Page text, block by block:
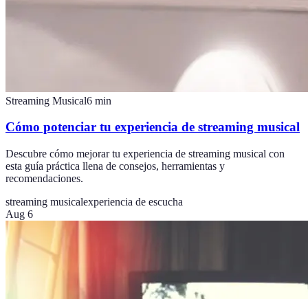
Streaming Musical6 min
Cómo potenciar tu experiencia de streaming musical
Descubre cómo mejorar tu experiencia de streaming musical con
esta guía práctica llena de consejos, herramientas y
recomendaciones.
streaming musicalexperiencia de escucha
Aug 6